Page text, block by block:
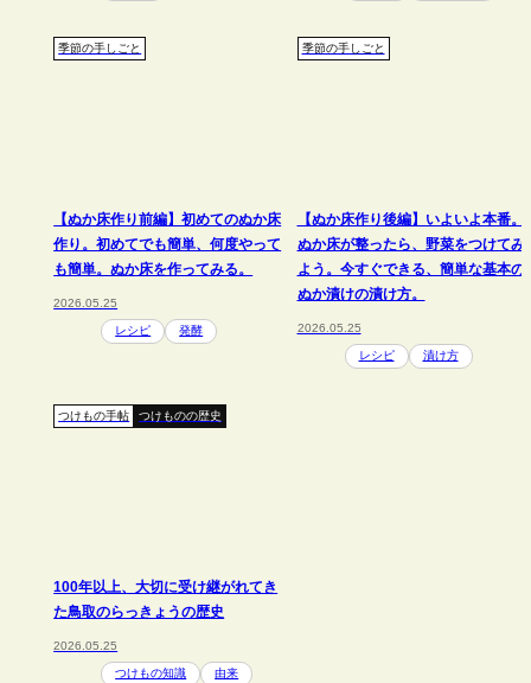
季節の手しごと
【ぬか床作り前編】初めてのぬか床
作り。初めてでも簡単、何度やって
も簡単。ぬか床を作ってみる。
2026.05.25
レシピ 発酵
季節の手しごと
【ぬか床作り後編】いよいよ本番。
ぬか床が整ったら、野菜をつけてみ
よう。今すぐできる、簡単な基本の
ぬか漬けの漬け方。
2026.05.25
レシピ 漬け方
つけもの手帖 つけものの歴史
100年以上、大切に受け継がれてき
た鳥取のらっきょうの歴史
2026.05.25
つけもの知識
由来